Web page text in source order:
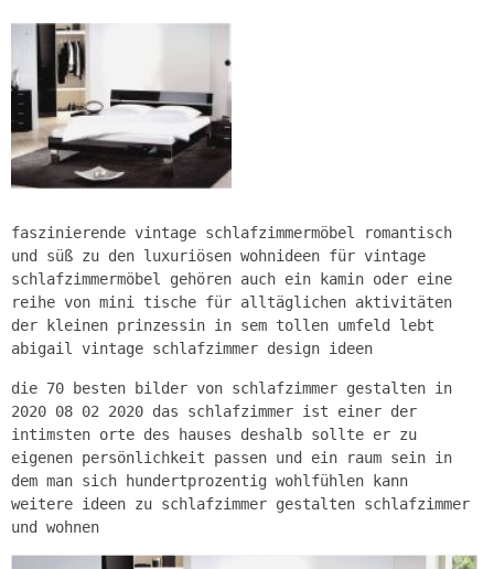
faszinierende vintage schlafzimmermöbel romantisch
und süß zu den luxuriösen wohnideen für vintage
schlafzimmermöbel gehören auch ein kamin oder eine
reihe von mini tische für alltäglichen aktivitäten
der kleinen prinzessin in sem tollen umfeld lebt
abigail vintage schlafzimmer design ideen
die 70 besten bilder von schlafzimmer gestalten in
2020 08 02 2020 das schlafzimmer ist einer der
intimsten orte des hauses deshalb sollte er zu
eigenen persönlichkeit passen und ein raum sein in
dem man sich hundertprozentig wohlfühlen kann
weitere ideen zu schlafzimmer gestalten schlafzimmer
und wohnen